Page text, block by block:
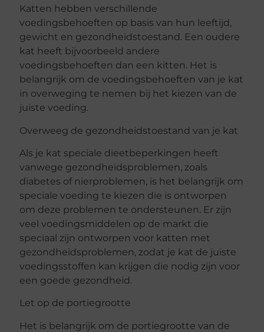
Katten hebben verschillende
voedingsbehoeften op basis van hun leeftijd,
gewicht en gezondheidstoestand. Een oudere
kat heeft bijvoorbeeld andere
voedingsbehoeften dan een kitten. Het is
belangrijk om de voedingsbehoeften van je kat
in overweging te nemen bij het kiezen van de
juiste voeding.
Overweeg de gezondheidstoestand van je kat
Als je kat speciale dieetbeperkingen heeft
vanwege gezondheidsproblemen, zoals
diabetes of nierproblemen, is het belangrijk om
speciale voeding te kiezen die is ontworpen
om deze problemen te ondersteunen. Er zijn
veel voedingsmiddelen op de markt die
speciaal zijn ontworpen voor katten met
gezondheidsproblemen, zodat je kat de juiste
voedingsstoffen kan krijgen die nodig zijn voor
een goede gezondheid.
Let op de portiegrootte
Het is belangrijk om de portiegrootte van de